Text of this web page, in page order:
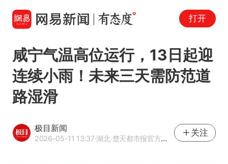
打开
咸宁气温高位运行，13日起迎
连续小雨！未来三天需防范道
路湿滑
极目新闻
2026-05-11 13:37·湖北·楚天都市报官方网易号
关注